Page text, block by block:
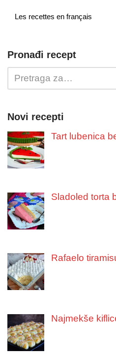
Les recettes en français
Pronađi recept
Novi recepti
Tart lubenica
Sladoled torta
Rafaelo
Najmekše